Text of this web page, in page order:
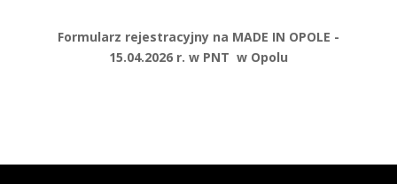
Formularz rejestracyjny na MADE IN OPOLE -
15.04.2026 r. w PNT w Opolu